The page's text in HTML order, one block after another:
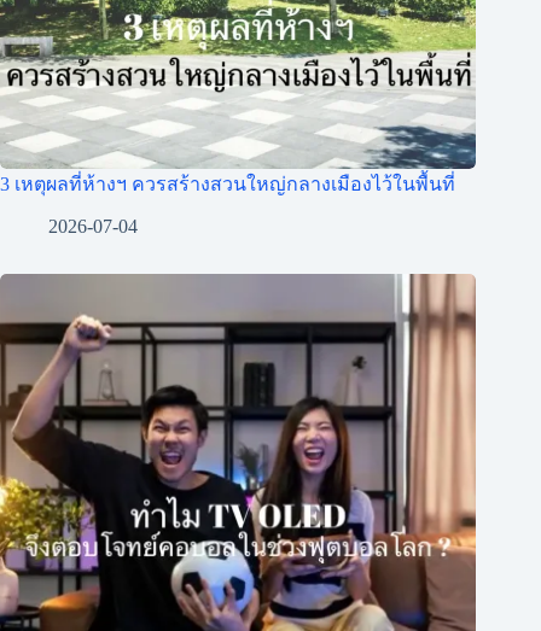
3 เหตุผลที่ห้างฯ ควรสร้างสวนใหญ่กลางเมืองไว้ในพื้นที่
2026-07-04